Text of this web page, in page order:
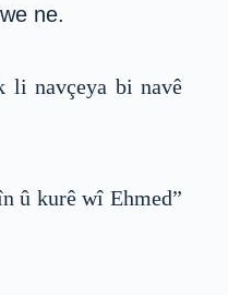
ne.
li navçeya bi navê
û kurê wî Ehmed”